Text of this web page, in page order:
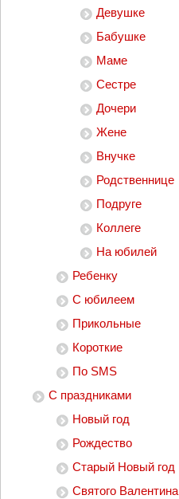
Девушке
Бабушке
Маме
Сестре
Дочери
Жене
Внучке
Родственнице
Подруге
Коллеге
На юбилей
Ребенку
С юбилеем
Прикольные
Короткие
По SMS
С праздниками
Новый год
Рождество
Старый Новый год
Святого Валентина